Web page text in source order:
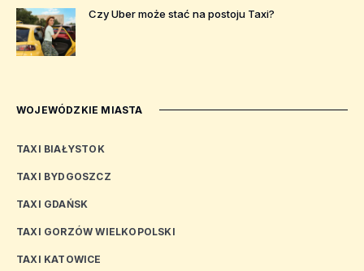
Czy Uber może stać na postoju Taxi?
WOJEWÓDZKIE MIASTA
TAXI BIAŁYSTOK
TAXI BYDGOSZCZ
TAXI GDAŃSK
TAXI GORZÓW WIELKOPOLSKI
TAXI KATOWICE